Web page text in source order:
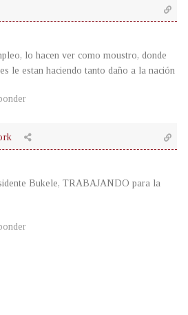
lo hacen ver como moustro, donde
le estan haciendo tanto daño a la nación
Bukele, TRABAJANDO para la